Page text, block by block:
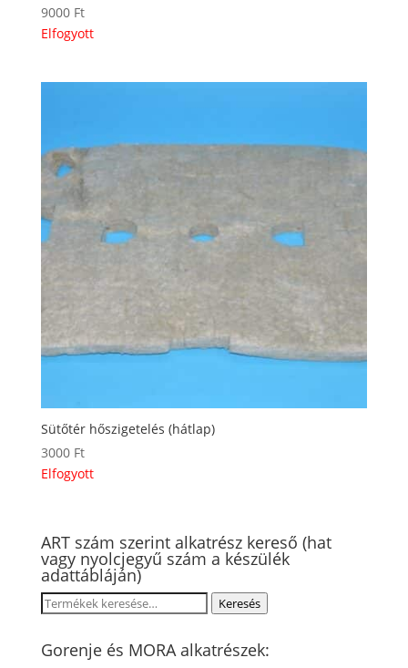
9000 Ft
Elfogyott
Sütőtér hőszigetelés (hátlap)
3000 Ft
Elfogyott
ART szám szerint alkatrész kereső (hat
vagy nyolcjegyű szám a készülék
adattábláján)
Keresés
következőre:
Keresés
Gorenje és MORA alkatrészek: